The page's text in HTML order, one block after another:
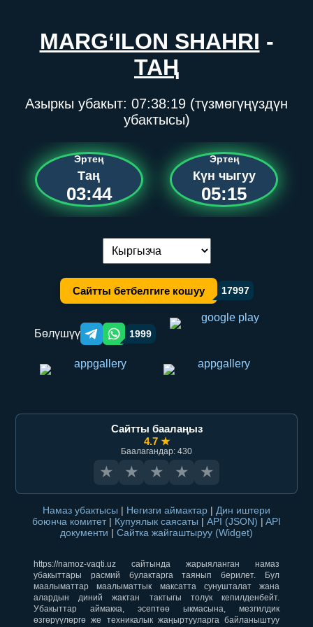
MARG‘ILON SHAHRI -
ТАҢ
Азыркы убакыт: 07:38:19 (түзмөгүңүздүн
убактысы)
Эртең
Таң
03:44
Эртең
Күн чыгуу
05:15
Тилди алмаштыруу:
Сайтты бетбелгиге кошуу 17997
Бөлүшүү Telegram orqali ulashish
WhatsApp orqali ulashish
1999
Сайтты баалаңыз
4.7 ★
Баалагандар: 430
★ ★ ★ ★ ★
Намаз убактысы | Негизги аймактар | Дин иштери
боюнча комитет | Купуялык саясаты | API (JSON) | API
документи | Сайтка жайгаштыруу (Widget)
https://namoz-vaqti.uz сайтында жарыяланган намаз
убакыттары расмий булактарга таянып берилет. Бул
маалыматтар маалыматтык максатта сунушталат жана
алардын диний жактан тактыгы толук кепилденбейт.
Убакыттар аймакка, эсептөө ыкмасына, мезгилдик
өзгөрүүлөргө же техникалык жаңыртууларга байланыштуу